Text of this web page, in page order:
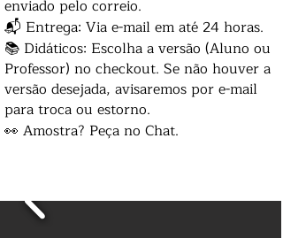
enviado pelo correio.
📬 Entrega: Via e-mail em até 24 horas.
📚 Didáticos: Escolha a versão (Aluno ou
Professor) no checkout. Se não houver a
versão desejada, avisaremos por e-mail
para troca ou estorno.
👀 Amostra? Peça no Chat.